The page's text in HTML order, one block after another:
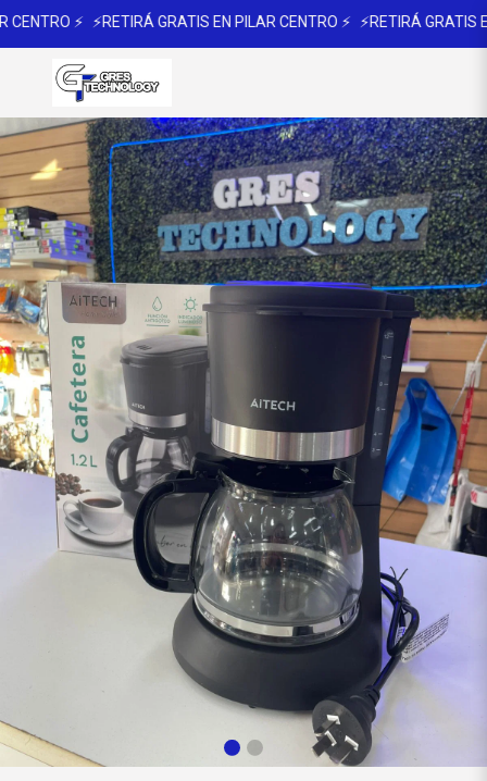
⚡ ⚡RETIRÁ GRATIS EN PILAR CENTRO ⚡ ⚡RETIRÁ GRATIS